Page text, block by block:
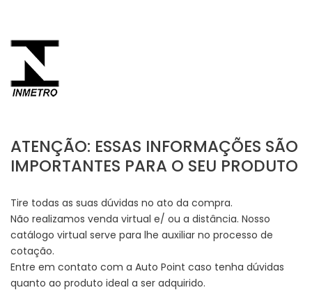
ATENÇÃO: ESSAS INFORMAÇÕES SÃO
IMPORTANTES PARA O SEU PRODUTO
Tire todas as suas dúvidas no ato da compra.
Não realizamos venda virtual e/ ou a distância. Nosso
catálogo virtual serve para lhe auxiliar no processo de
cotação.
Entre em contato com a Auto Point caso tenha dúvidas
quanto ao produto ideal a ser adquirido.